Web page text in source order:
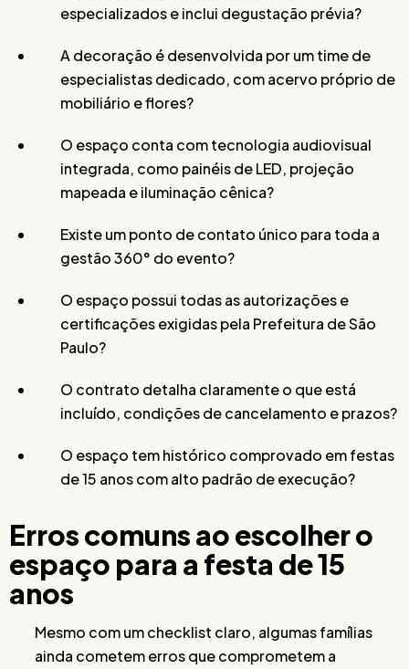
especializados e inclui degustação prévia?
A decoração é desenvolvida por um time de
especialistas dedicado, com acervo próprio de
mobiliário e flores?
O espaço conta com tecnologia audiovisual
integrada, como painéis de LED, projeção
mapeada e iluminação cênica?
Existe um ponto de contato único para toda a
gestão 360° do evento?
O espaço possui todas as autorizações e
certificações exigidas pela Prefeitura de São
Paulo?
O contrato detalha claramente o que está
incluído, condições de cancelamento e prazos?
O espaço tem histórico comprovado em festas
de 15 anos com alto padrão de execução?
Erros comuns ao escolher o
espaço para a festa de 15
anos
Mesmo com um checklist claro, algumas famílias
ainda cometem erros que comprometem a